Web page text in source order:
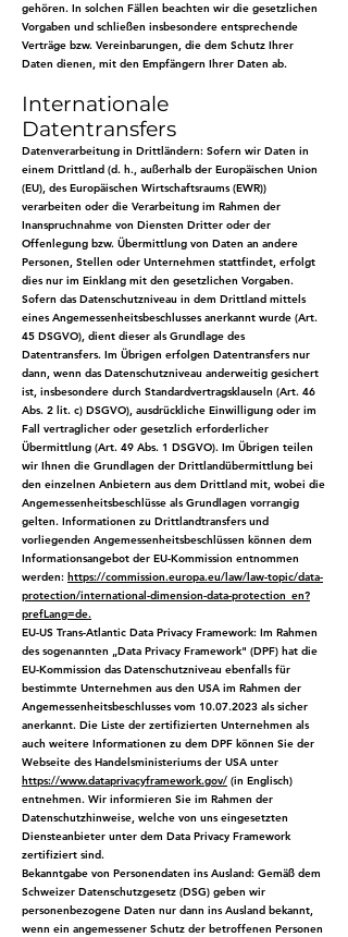
gehören. In solchen Fällen beachten wir die gesetzlichen
Vorgaben und schließen insbesondere entsprechende
Verträge bzw. Vereinbarungen, die dem Schutz Ihrer
Daten dienen, mit den Empfängern Ihrer Daten ab.
Internationale
Datentransfers
Datenverarbeitung in Drittländern: Sofern wir Daten in
einem Drittland (d. h., außerhalb der Europäischen Union
(EU), des Europäischen Wirtschaftsraums (EWR))
verarbeiten oder die Verarbeitung im Rahmen der
Inanspruchnahme von Diensten Dritter oder der
Offenlegung bzw. Übermittlung von Daten an andere
Personen, Stellen oder Unternehmen stattfindet, erfolgt
dies nur im Einklang mit den gesetzlichen Vorgaben.
Sofern das Datenschutzniveau in dem Drittland mittels
eines Angemessenheitsbeschlusses anerkannt wurde (Art.
45 DSGVO), dient dieser als Grundlage des
Datentransfers. Im Übrigen erfolgen Datentransfers nur
dann, wenn das Datenschutzniveau anderweitig gesichert
ist, insbesondere durch Standardvertragsklauseln (Art. 46
Abs. 2 lit. c) DSGVO), ausdrückliche Einwilligung oder im
Fall vertraglicher oder gesetzlich erforderlicher
Übermittlung (Art. 49 Abs. 1 DSGVO). Im Übrigen teilen
wir Ihnen die Grundlagen der Drittlandübermittlung bei
den einzelnen Anbietern aus dem Drittland mit, wobei die
Angemessenheitsbeschlüsse als Grundlagen vorrangig
gelten. Informationen zu Drittlandtransfers und
vorliegenden Angemessenheitsbeschlüssen können dem
Informationsangebot der EU-Kommission entnommen
werden: https://commission.europa.eu/law/law-topic/data-
protection/international-dimension-data-protection_en?
prefLang=de.
EU-US Trans-Atlantic Data Privacy Framework: Im Rahmen
des sogenannten „Data Privacy Framework" (DPF) hat die
EU-Kommission das Datenschutzniveau ebenfalls für
bestimmte Unternehmen aus den USA im Rahmen der
Angemessenheitsbeschlusses vom 10.07.2023 als sicher
anerkannt. Die Liste der zertifizierten Unternehmen als
auch weitere Informationen zu dem DPF können Sie der
Webseite des Handelsministeriums der USA unter
https://www.dataprivacyframework.gov/ (in Englisch)
entnehmen. Wir informieren Sie im Rahmen der
Datenschutzhinweise, welche von uns eingesetzten
Diensteanbieter unter dem Data Privacy Framework
zertifiziert sind.
Bekanntgabe von Personendaten ins Ausland: Gemäß dem
Schweizer Datenschutzgesetz (DSG) geben wir
personenbezogene Daten nur dann ins Ausland bekannt,
wenn ein angemessener Schutz der betroffenen Personen